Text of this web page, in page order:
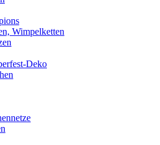
Wimpelketten
Deko